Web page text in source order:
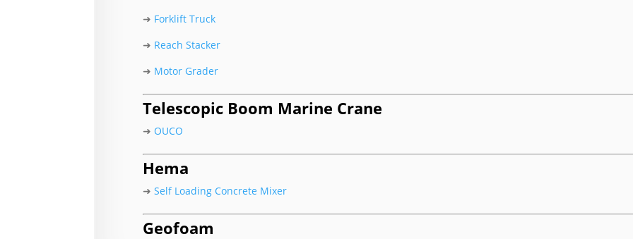
➜ Forklift Truck
➜ Reach Stacker
➜ Motor Grader
Telescopic Boom Marine Crane
➜ OUCO
Hema
➜Self Loading Concrete Mixer
Geofoam